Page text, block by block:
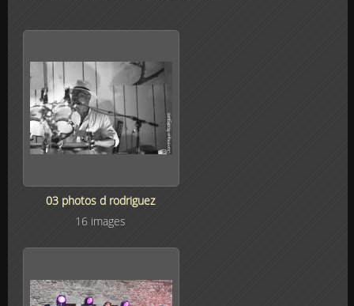
03 photos d rodriguez
16 images